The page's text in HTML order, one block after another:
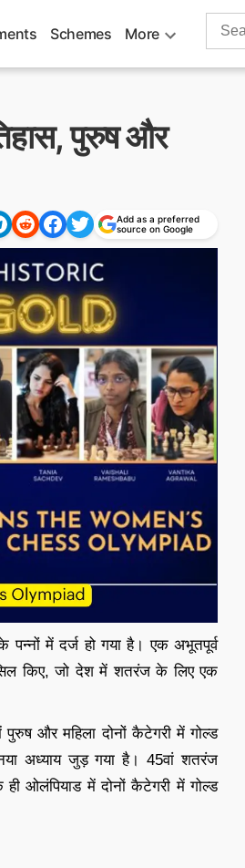
Schemes More
Search
पुरुष और
Add as a preferred
source on Google
में दर्ज हो गया है। एक अभूतपूर्व
किए, जो देश में शतरंज के लिए एक
और महिला दोनों कैटेगरी में गोल्ड
अध्याय जुड़ गया है। 45वां शतरंज
ओलंपियाड में दोनों कैटेगरी में गोल्ड